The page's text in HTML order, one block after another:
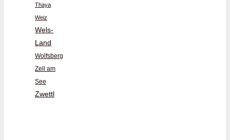
Thaya
Weiz
Wels-
Land
Wolfsberg
Zell am
See
Zwettl